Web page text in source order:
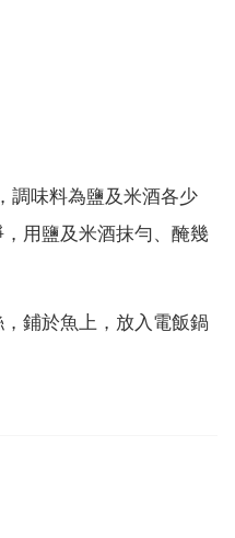
調味料為鹽及米酒各少
用鹽及米酒抹勻、醃幾
鋪於魚上，放入電飯鍋